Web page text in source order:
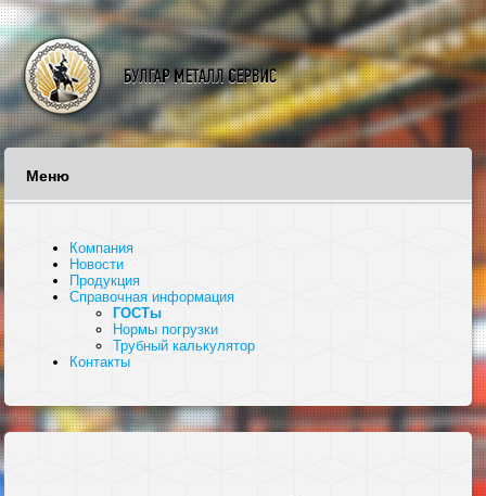
Меню
Компания
Новости
Продукция
Справочная информация
ГОСТы
Нормы погрузки
Трубный калькулятор
Контакты